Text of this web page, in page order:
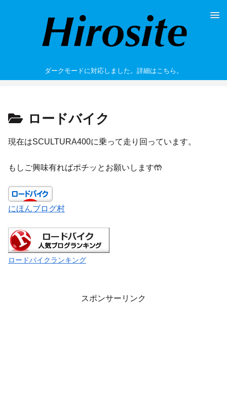
ダークモードに対応しました。詳細はこちら。
ロードバイク
現在はSCULTURA400に乗って走り回っています。
もしご興味有ればポチッとお願いします🤲
にほんブログ村
ロードバイクランキング
スポンサーリンク